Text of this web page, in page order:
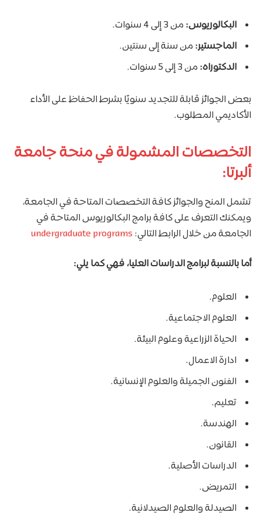
البكالوريوس: من 3 إلى 4 سنوات.
الماجستير: من سنة إلى سنتين.
الدكتوراه: من 3 إلى 5 سنوات.
بعض الجوائز قابلة للتجديد سنويًا بشرط الحفاظ على الأداء
الأكاديمي المطلوب.
التخصصات المشمولة في منحة جامعة
ألبرتا:
تشمل المنح والجوائز كافة التخصصات المتاحة في الجامعة،
ويمكنك التعرف على كافة برامج البكالوريوس المتاحة في
الجامعة من خلال الرابط التالي: undergraduate programs
أما بالنسبة لبرامج الدراسات العليا، فهي كما يلي:
العلوم.
العلوم الاجتماعية.
الحياة الزراعية وعلوم البيئة.
ادارة الاعمال.
الفنون الجميلة والعلوم الإنسانية.
تعليم.
الهندسة.
القانون.
الدراسات الأصلية.
التمريض.
الصيدلة والعلوم الصيدلانية.